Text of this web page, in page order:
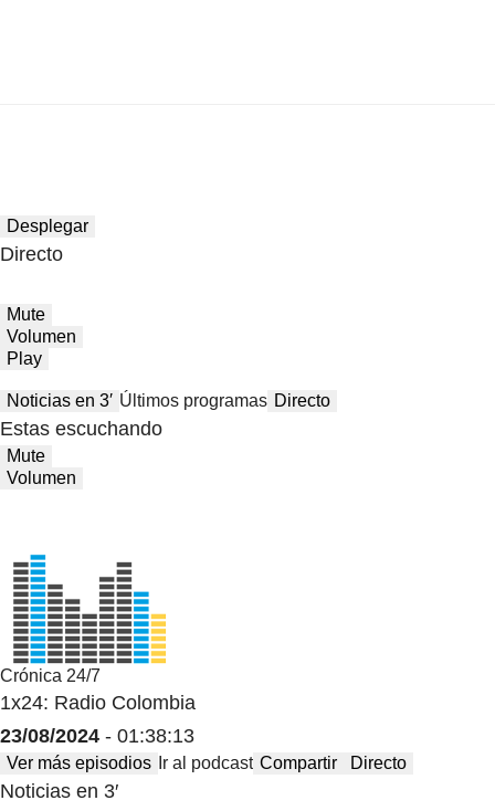
Desplegar
Directo
Mute
Volumen
Play
Noticias en 3′ Últimos programas Directo
Estas escuchando
Mute
Volumen
Crónica 24/7
1x24: Radio Colombia
23/08/2024 - 01:38:13
Ver más episodios Ir al podcast Compartir Directo
Noticias en 3′